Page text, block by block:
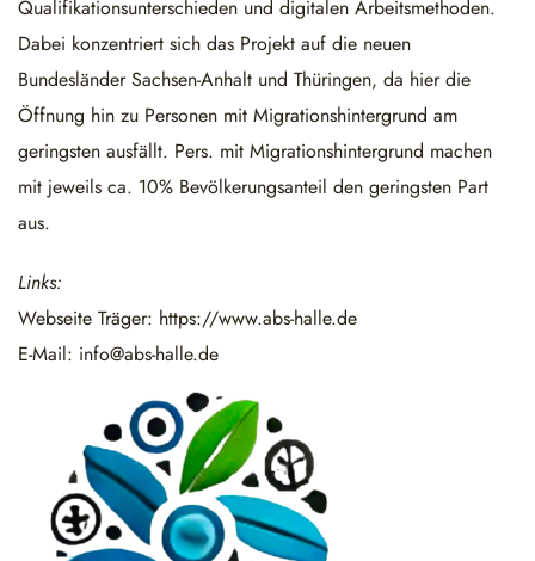
Qualifikationsunterschieden und digitalen Arbeitsmethoden.
Dabei konzentriert sich das Projekt auf die neuen
Bundesländer Sachsen-Anhalt und Thüringen, da hier die
Öffnung hin zu Personen mit Migrationshintergrund am
geringsten ausfällt. Pers. mit Migrationshintergrund machen
mit jeweils ca. 10% Bevölkerungsanteil den geringsten Part
aus.
Links:
Webseite Träger: https://www.abs-halle.de
E-Mail: info@abs-halle.de